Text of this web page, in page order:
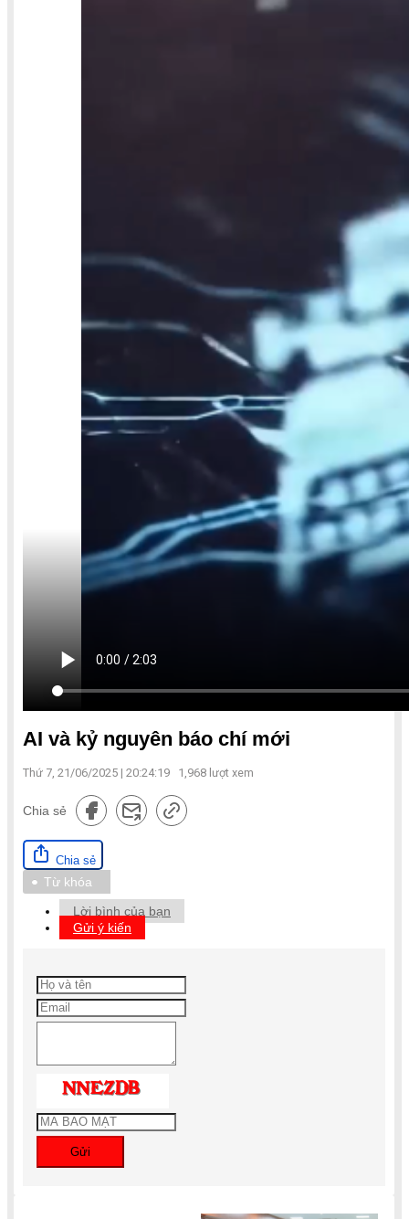
AI và kỷ nguyên báo chí mới
Thứ 7, 21/06/2025 | 20:24:19 1,968 lượt xem
Chia sẻ
Chia sẻ
Từ khóa
Lời bình của bạn
Gửi ý kiến
Gửi